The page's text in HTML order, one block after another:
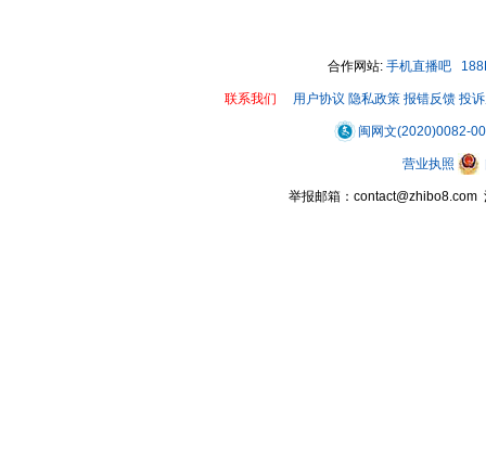
合作网站: 手机直播吧
联系我们 用户协议 隐私政策 报错反馈 投
闽网文(2020)0082-
营业执照
举报邮箱：